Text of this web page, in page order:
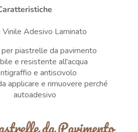
Vinile Adesivo Laminato
piastrelle da pavimento
e resistente all'acqua
e antiscivolo
applicare e rimuovere perché
autoadesivo